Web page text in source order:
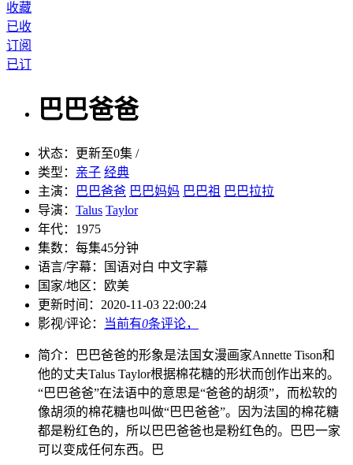
收藏
已收
订阅
已订
巴巴爸爸
状态：
更新至0集 /
类型： 亲子 经典
主演：
巴巴爸爸 巴巴妈妈 巴巴祖 巴巴拉拉
导演： Talus Taylor
年代： 1975
集数： 每集45分钟
语言/字幕：
国语对白 中文字幕
国家/地区：
欧美
更新时间： 2020-11-03 22:00:24
影视/评论：
当前有0条评论，
简介：
巴巴爸爸的形象是法国女漫画家Annette Tison和
他的丈夫Talus Taylor根据棉花糖的形状而创作出来的。
“巴巴爸爸”在法语中的意思是“爸爸的胡须”，而松软的
像胡须的棉花糖也叫做“巴巴爸爸”。因为法国的棉花糖
都是粉红色的，所以巴巴爸爸也是粉红色的。巴巴一家
可以变成任何东西。巴